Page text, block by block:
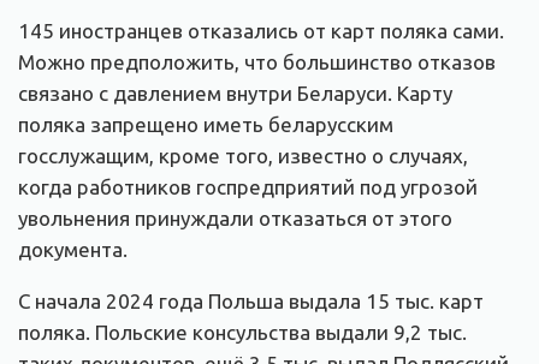
145 иностранцев отказались от карт поляка сами.
Можно предположить, что большинство отказов
связано с давлением внутри Беларуси. Карту
поляка запрещено иметь беларусским
госслужащим, кроме того, известно о случаях,
когда работников госпредприятий под угрозой
увольнения принуждали отказаться от этого
документа.
С начала 2024 года Польша выдала 15 тыс. карт
поляка. Польские консульства выдали 9,2 тыс.